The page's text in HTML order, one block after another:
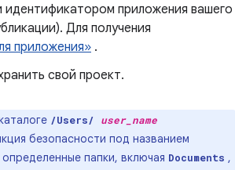
идентификатором приложения вашего
Для получения
приложения» .
свой проект.
/Users/ user_name
безопасности под названием
папки, включая Documents ,